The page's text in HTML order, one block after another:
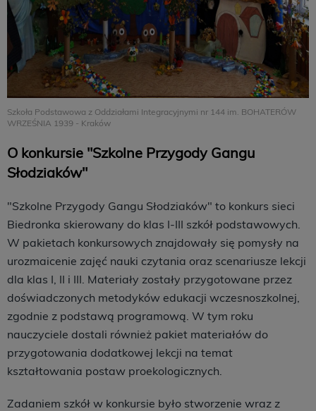
Szkoła Podstawowa z Oddziałami Integracyjnymi nr 144 im. BOHATERÓW
WRZEŚNIA 1939 - Kraków
O konkursie "Szkolne Przygody Gangu
Słodziaków"
"Szkolne Przygody Gangu Słodziaków" to konkurs sieci
Biedronka skierowany do klas I-III szkół podstawowych.
W pakietach konkursowych znajdowały się pomysły na
urozmaicenie zajęć nauki czytania oraz scenariusze lekcji
dla klas I, II i III. Materiały zostały przygotowane przez
doświadczonych metodyków edukacji wczesnoszkolnej,
zgodnie z podstawą programową. W tym roku
nauczyciele dostali również pakiet materiałów do
przygotowania dodatkowej lekcji na temat
kształtowania postaw proekologicznych.
Zadaniem szkół w konkursie było stworzenie wraz z